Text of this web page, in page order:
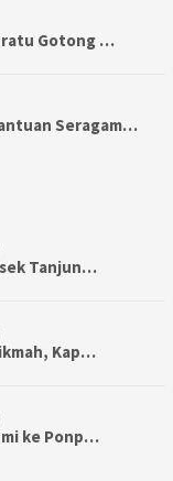
Gotong …
Seragam…
Tanjun…
Kap…
ke Ponp…